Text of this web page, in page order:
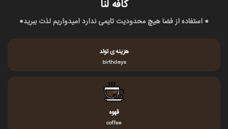
کافه لنا
● استفاده از فضا هیچ محدودیت تایمی ندارد امیدواریم لذت ببرید●
هزینه ی تولد
birthdays
قهوه
coffee